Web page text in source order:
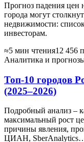
Прогноз падения цен
города могут
недвижимости:
инвесторам.
≈5 мин чтения12 456
Аналитика и
Топ-10 городов
(2025–2026)
Подробный анализ –
максимальный рост
причины явления,
ЦИАН,